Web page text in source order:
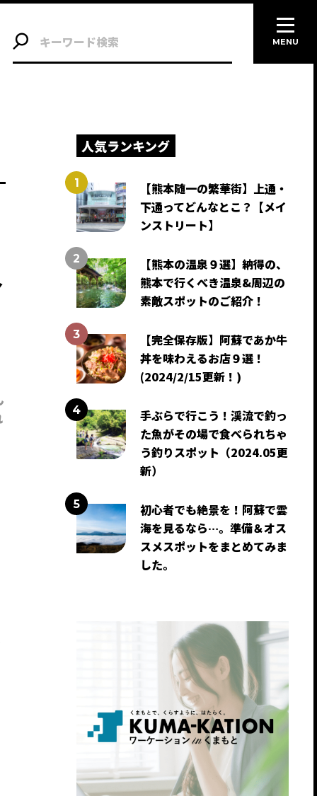
人気ランキング
【熊本随一の繁華街】上通・
下通ってどんなとこ？【メイ
ンストリート】
【熊本の温泉９選】納得の、
熊本で行くべき温泉&周辺の
素敵スポットのご紹介！
【完全保存版】阿蘇であか牛
丼を味わえるお店９選！
(2024/2/15更新！)
手ぶらで行こう！渓流で釣っ
た魚がその場で食べられちゃ
う釣りスポット（2024.05更
新）
初心者でも絶景を！阿蘇で雲
海を見るなら…。準備＆オス
スメスポットをまとめてみま
した。
MENU